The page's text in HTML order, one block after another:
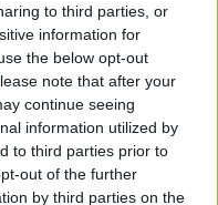
to third parties, or
information for
the below opt-out
note that after your
continue seeing
information utilized by
to third parties prior to
out of the further
by third parties on the